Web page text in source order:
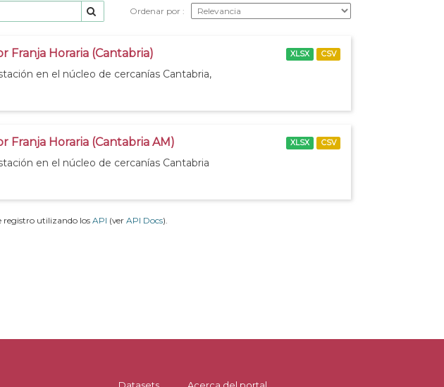
Ordenar por
Franja Horaria (Cantabria)
en el núcleo de cercanías Cantabria,
XLSX CSV
Franja Horaria (Cantabria AM)
en el núcleo de cercanías Cantabria
XLSX CSV
registro utilizando losAPI (ver API Docs).
Datasets Acerca del portal